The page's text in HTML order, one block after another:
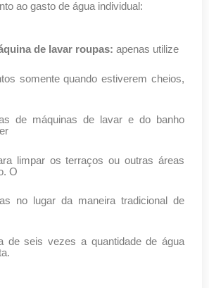
ao gasto de água individual:
de lavar roupas: apenas utilize
somente quando estiverem cheios,
de máquinas de lavar e do banho
limpar os terraços ou outras áreas
O
no lugar da maneira tradicional de
de seis vezes a quantidade de água